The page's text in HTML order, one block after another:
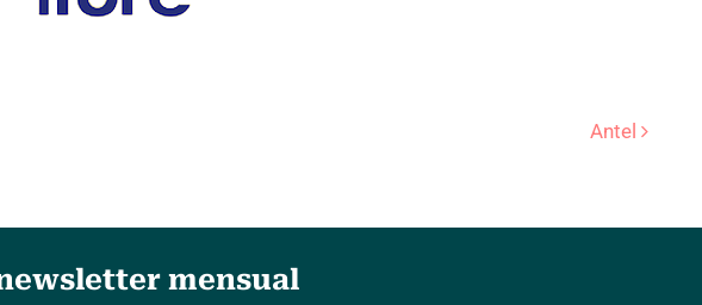
de entradas Antel
mensual